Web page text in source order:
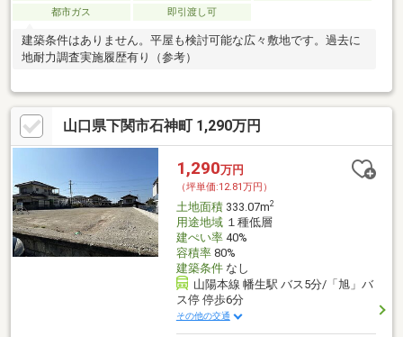
都市ガス
即引渡し可
建築条件はありません。平屋も検討可能な広々敷地です。過去に
地耐力調査実施履歴有り（参考）
山口県下関市石神町 1,290万円
1,290万円
（坪単価:12.81万円）
土地面積333.07m2
用途地域１種低層
建ぺい率40%
容積率80%
建築条件なし
山陽本線 幡生駅 バス5分/「旭」バ
ス停 停歩6分
その他の交通